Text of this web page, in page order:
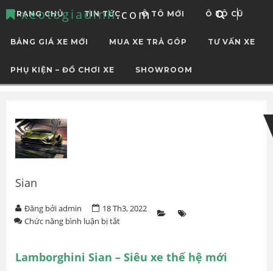
TRANG CHỦ TIN TỨC Ô TÔ MỚI Ô TÔ CŨ
BẢNG GIÁ XE MỚI MUA XE TRẢ GÓP TƯ VẤN XE
PHỤ KIỆN – ĐỒ CHƠI XE SHOWROOM
xeotogiadinh.com
Sian
Đăng bởi admin
18 Th3, 2022
Chức năng bình luận bị tắtở
Lamborghini Sian – Siêu xe thế hệ mới